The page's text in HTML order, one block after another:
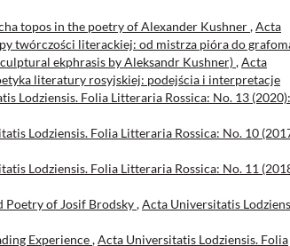
topos in the poetry of Alexander Kushner,Acta
twórczości literackiej: od mistrza pióra do
ekphrasis by Aleksandr Kushner),Acta
literatury rosyjskiej: podejścia i interpretacje
Lodziensis. Folia Litteraria Rossica: No. 13 (2020):
Lodziensis. Folia Litteraria Rossica: No. 10
Lodziensis. Folia Litteraria Rossica: No. 11
Poetry of Josif Brodsky,Acta Universitatis
Experience,Acta Universitatis Lodziensis. Folia